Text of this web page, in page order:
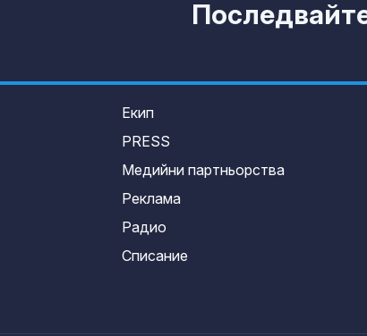
Екип
PRESS
Медийни партньорства
Реклама
Радио
Списание